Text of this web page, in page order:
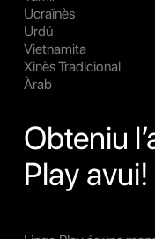
Ucraïnès
Urdú
Vietnamita
Xinès Tradicional
Àrab
Obteniu
Play avui!